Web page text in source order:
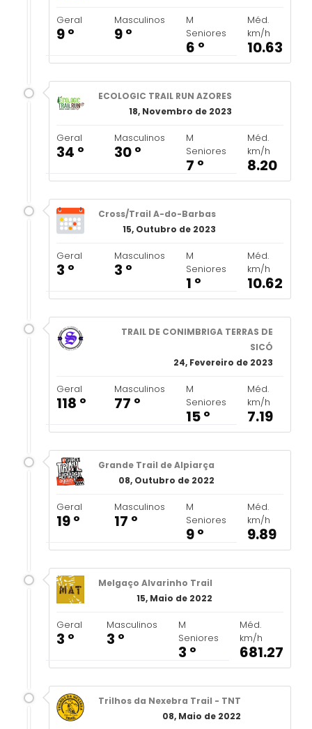
Geral
9 º
Masculinos
9 º
M
Seniores
6 º
Méd.
km/h
10.63
ECOLOGIC TRAIL RUN AZORES
18, Novembro de 2023
Geral
34 º
Masculinos
30 º
M
Seniores
7 º
Méd.
km/h
8.20
Cross/Trail A-do-Barbas
15, Outubro de 2023
Geral
3 º
Masculinos
3 º
M
Seniores
1 º
Méd.
km/h
10.62
TRAIL DE CONIMBRIGA TERRAS DE
SICÓ
24, Fevereiro de 2023
Geral
118 º
Masculinos
77 º
M
Seniores
15 º
Méd.
km/h
7.19
Grande Trail de Alpiarça
08, Outubro de 2022
Geral
19 º
Masculinos
17 º
M
Seniores
9 º
Méd.
km/h
9.89
Melgaço Alvarinho Trail
15, Maio de 2022
Geral
3 º
Masculinos
3 º
M
Seniores
3 º
Méd.
km/h
681.27
Trilhos da Nexebra Trail - TNT
08, Maio de 2022